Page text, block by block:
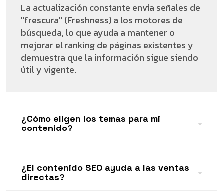
La actualización constante envía señales de
"frescura" (Freshness) a los motores de
búsqueda, lo que ayuda a mantener o
mejorar el ranking de páginas existentes y
demuestra que la información sigue siendo
útil y vigente.
¿Cómo eligen los temas para mi
contenido?
¿El contenido SEO ayuda a las ventas
directas?